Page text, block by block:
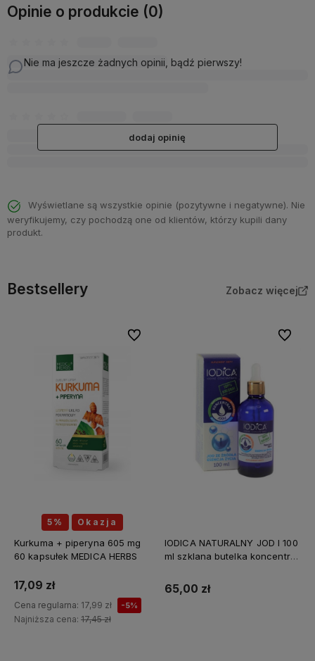
Opinie o produkcie (0)
Nie ma jeszcze żadnych opinii, bądź pierwszy!
dodaj opinię
Wyświetlane są wszystkie opinie (pozytywne i negatywne). Nie
weryfikujemy, czy pochodzą one od klientów, którzy kupili dany
produkt.
Bestsellery Zobacz więcej
5% Okazja
Kurkuma + piperyna 605 mg
60 kapsułek MEDICA HERBS
17,09 zł
Cena regularna: 17,99 zł -5%
Najniższa cena: 17,45 zł
Do ulubionych
IODICA NATURALNY JOD I 100
ml szklana butelka koncentrat
65,00 zł
Do